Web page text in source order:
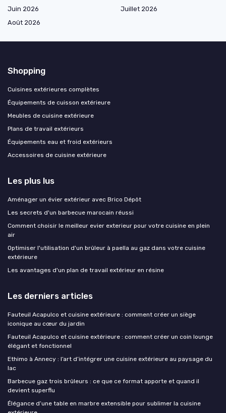
Juin 2026
Juillet 2026
Août 2026
Shopping
Cuisines extérieures complètes
Équipements de cuisson extérieure
Meubles de cuisine extérieure
Plans de travail extérieurs
Équipements eau et froid extérieurs
Accessoires de cuisine extérieure
Les plus lus
Aménager un évier extérieur avec Brico Dépôt
Les secrets d'un barbecue marocain réussi
Comment choisir le meilleur evier exterieur pour votre cuisine en plein
air
Optimiser l'utilisation d'un brûleur à paella au gaz dans votre cuisine
extérieure
Les avantages d'un plan de travail extérieur en résine
Les derniers articles
Fauteuil Acapulco et cuisine extérieure : comment créer un siège
iconique au cœur du jardin
Fauteuil Acapulco et cuisine extérieure : comment créer un coin lounge
élégant et fonctionnel
Ethimo à Annecy : l’art d’intégrer une cuisine extérieure au paysage du
lac
Barbecue gaz trois brûleurs : ce que ce format apporte et quand il
devient superflu
Élégance d’une table en marbre extensible pour sublimer la cuisine